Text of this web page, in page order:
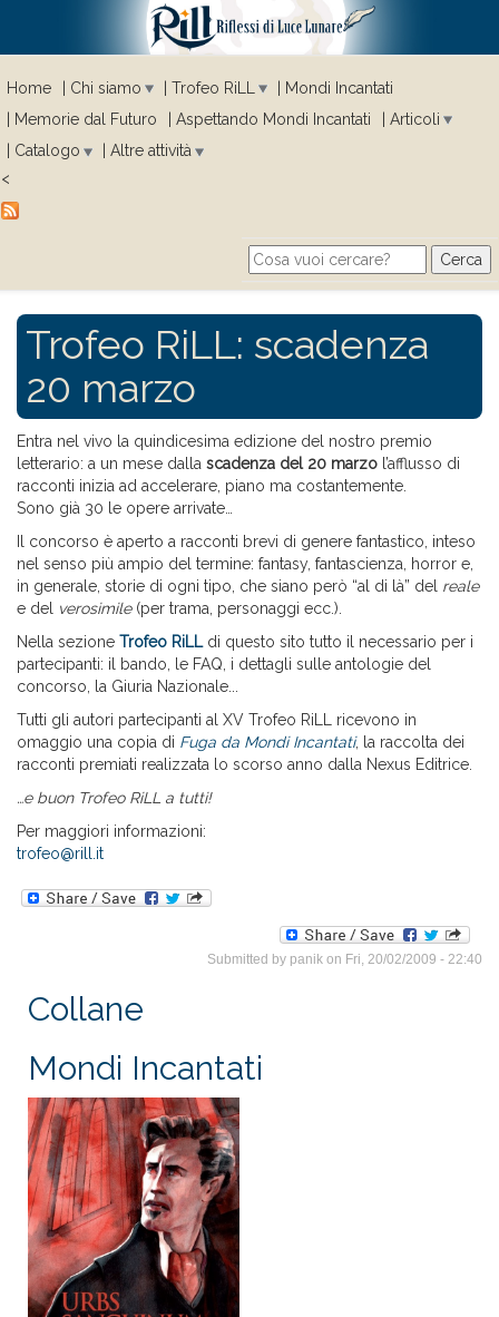
Home Chi siamo Trofeo RiLL
Mondi Incantati
Memorie dal Futuro
Aspettando Mondi Incantati
Articoli
Catalogo
Altre attività
<
Search form
Cerca
Trofeo RiLL: scadenza
20 marzo
Entra nel vivo la quindicesima edizione del nostro premio
letterario: a un mese dalla scadenza del 20 marzo l’afflusso di
racconti inizia ad accelerare, piano ma costantemente.
Sono già 30 le opere arrivate…
Il concorso è aperto a racconti brevi di genere fantastico, inteso
nel senso più ampio del termine: fantasy, fantascienza, horror e,
in generale, storie di ogni tipo, che siano però “al di là” del reale
e del
verosimile(per trama, personaggi ecc.).
Nella sezione Trofeo RiLLdi questo sito tutto il necessario per i
partecipanti: il bando, le FAQ, i dettagli sulle antologie del
concorso, la Giuria Nazionale...
Tutti gli autori partecipanti al XV Trofeo RiLL ricevono in
omaggio una copia di Fuga da Mondi Incantati, la raccolta dei
racconti premiati realizzata lo scorso anno dalla Nexus Editrice.
…e buon Trofeo RiLL a tutti!
Per maggiori informazioni:
trofeo@rill.it
Submitted by panik on Fri, 20/02/2009 - 22:40
Collane
Mondi Incantati